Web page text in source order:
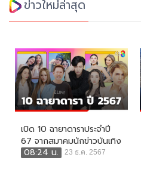
ข่าวใหม่ล่าสุด
เปิด 10 ฉายาดาราประจำปี
67 จากสมาคมนักข่าวบันเทิง
08:24 น.
23 ธ.ค. 2567